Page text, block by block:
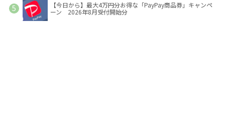
【今日から】最大4万円分お得な「PayPay商品券」キャンペ
ーン 2026年8月受付開始分